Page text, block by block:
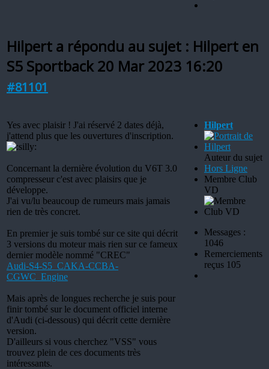
Hilpert a répondu au sujet : Hilpert en
S5 Sportback20 Mar 2023 16:20
#81101
Yes avec plaisir ! J'ai réservé 2 dates déjà,
j'attend plus que les ouvertures d'inscription.
Concernant la dernière évolution du V6T 3.0
compresseur c'est avec plaisirs que je
développe.
J'ai vu/lu beaucoup de rumeurs mais jamais
rien de très concret.
En premier je suis tombé sur ce site qui décrit
3 versions du moteur mais rien sur ce fameux
dernier modèle nommé "CREC"
Audi-S4-S5_CAKA-CCBA-
CGWC_Engine
Mais après de longues recherche je suis pour
finir tombé sur le document officiel interne
d'Audi (ci-dessous) qui décrit cette dernière
version.
D'ailleurs si vous cherchez "VSS" vous
trouvez plein de ces documents très
intéressants.
Hilpert
Auteur du sujet
Hors Ligne
Membre Club
VD
Messages :
1046
Remerciements
reçus 105